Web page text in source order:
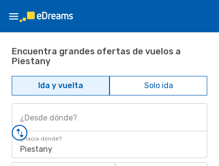
Encuentra grandes ofertas de vuelos a
Piestany
Ida y vuelta Solo ida
¿Desde dónde?
¿Hacia dónde?
Piestany